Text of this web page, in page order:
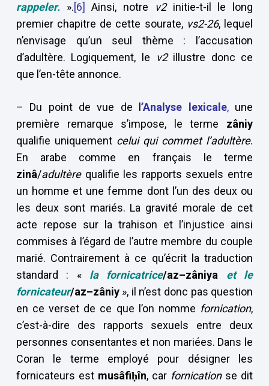
rappeler. ».[6] Ainsi, notre v2initie-t-il le long
premier chapitre de cette sourate, vs2-26, lequel
n’envisage qu’un seul thème : l’accusation
d’adultère. Logiquement, le
v2 illustre donc ce
que l’en-tête annonce.
– Du point de vue de l’Analyse lexicale,une
première remarque s’impose, le terme zâniy
qualifie uniquement celui qui commet l’adultère.
En arabe comme en français le terme
zinâ/adultèrequalifie les rapports sexuels entre
un homme et une femme dont l’un des deux ou
les deux sont mariés. La gravité morale de cet
acte repose sur la trahison et l’injustice ainsi
commises à l’égard de l’autre membre du couple
marié. Contrairement à ce qu’écrit la traduction
standard : « la fornicatrice/az–zâniya
et le
fornicateur/az–zâniy», il n’est donc pas question
en ce verset de ce que l’on nomme fornication,
c’est-à-dire des rapports sexuels entre deux
personnes consentantes et non mariées. Dans le
Coran le terme employé pour désigner les
fornicateurs est musâfiḥîn, car fornicationse dit